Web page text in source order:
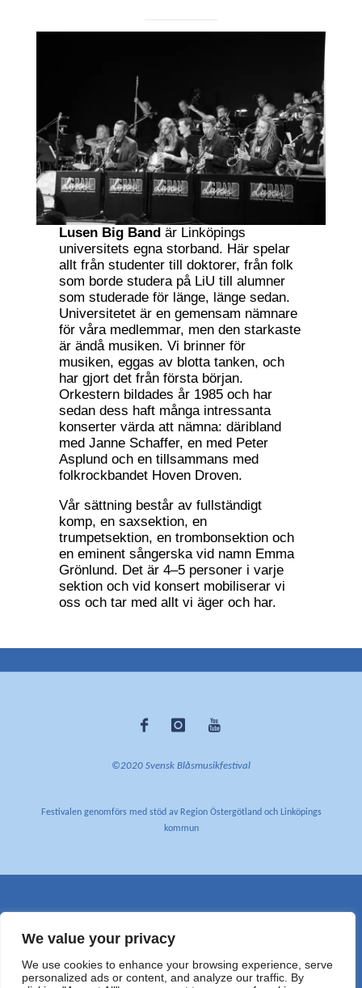
We value your privacy
We use cookies to enhance your browsing experience, serve
personalized ads or content, and analyze our traffic. By
Lusen Big Band är Linköpings
universitets egna storband. Här spelar
allt från studenter till doktorer, från folk
som borde studera på LiU till alumner
som studerade för länge, länge sedan.
Universitetet är en gemensam nämnare
för våra medlemmar, men den starkaste
är ändå musiken. Vi brinner för
musiken, eggas av blotta tanken, och
har gjort det från första början.
Orkestern bildades år 1985 och har
sedan dess haft många intressanta
konserter värda att nämna: däribland
med Janne Schaffer, en med Peter
Asplund och en tillsammans med
folkrockbandet Hoven Droven.
Vår sättning består av fullständigt
komp, en saxsektion, en
trumpetsektion, en trombonsektion och
en eminent sångerska vid namn Emma
Grönlund. Det är 4–5 personer i varje
sektion och vid konsert mobiliserar vi
oss och tar med allt vi äger och har.
©2020 Svensk Blåsmusikfestival
Festivalen genomförs med stöd av Region Östergötland och Linköpings
kommun